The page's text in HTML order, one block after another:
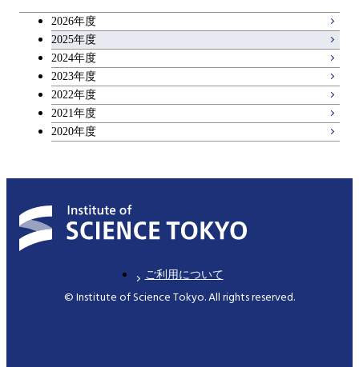
2026年度
2025年度
2024年度
2023年度
2022年度
2021年度
2020年度
ご利用について
© Institute of Science Tokyo. All rights reserved.